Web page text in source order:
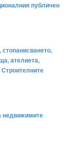
публичен
ателиета,
недвижимите